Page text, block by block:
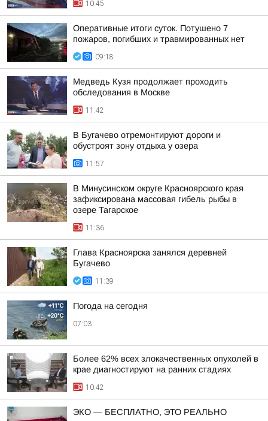
10:45
Оперативные итоги суток. Потушено 7
пожаров, погибших и травмированных нет
09:18
Медведь Кузя продолжает проходить
обследования в Москве
11:42
В Бугачево отремонтируют дороги и
обустроят зону отдыха у озера
11:57
В Минусинском округе Красноярского края
зафиксирована массовая гибель рыбы в
озере Тагарское
11:36
Глава Красноярска занялся деревней
Бугачево
11:39
Погода на сегодня
07:03
Более 62% всех злокачественных опухолей в
крае диагностируют на ранних стадиях
10:42
ЭКО — БЕСПЛАТНО, ЭТО РЕАЛЬНО